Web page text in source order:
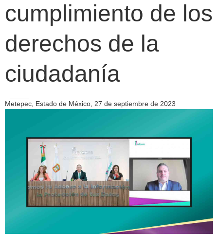
cumplimiento de los
derechos de la
ciudadanía
Metepec, Estado de México, 27 de septiembre de 2023